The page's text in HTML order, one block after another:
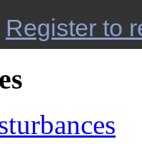
Register to